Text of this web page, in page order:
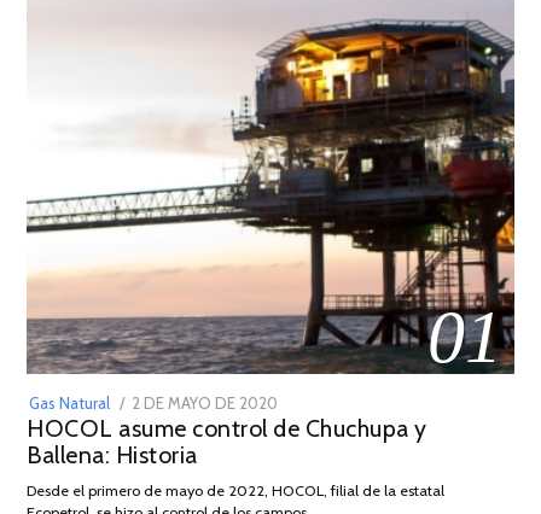
01
Gas Natural
POSTED
ON
2 DE MAYO DE 2020
DE
2026
HOCOL asume control de Chuchupa y
Ballena: Historia
Desde el primero de mayo de 2022, HOCOL, filial de la estatal